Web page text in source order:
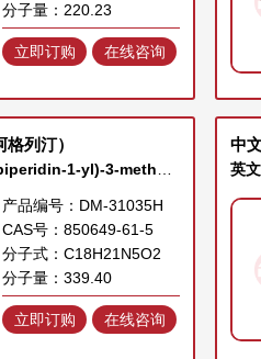
分子量：220.23
立即订购 在线咨询
列汀）
英文名称：(R)-2-((6-(3-aminopiperidin-1-yl)-3-methyl-2,4-dioxo-3,4-dihydropyrimidin-1(2H)-yl)methyl)benzonitrile
产品编号：DM-31035H
CAS号：850649-61-5
分子式：C18H21N5O2
分子量：339.40
立即订购 在线咨询
中
英